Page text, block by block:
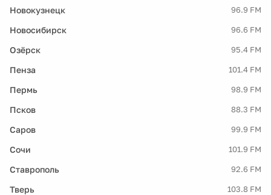
Новокузнецк 96.9 FM
Новосибирск 96.6 FM
Озёрск 95.4 FM
Пенза 101.4 FM
Пермь 98.9 FM
Псков 88.3 FM
Саров 99.9 FM
Сочи 101.9 FM
Ставрополь 92.6 FM
Тверь 103.8 FM